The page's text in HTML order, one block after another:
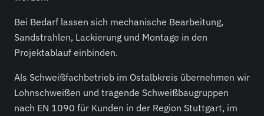
Bei Bedarf lassen sich mechanische Bearbeitung,
Sandstrahlen, Lackierung und Montage in den
Projektablauf einbinden.
Als Schweißfachbetrieb im Ostalbkreis übernehmen wir
Lohnschweißen und tragende Schweißbaugruppen
nach EN 1090 für Kunden in der Region Stuttgart, im